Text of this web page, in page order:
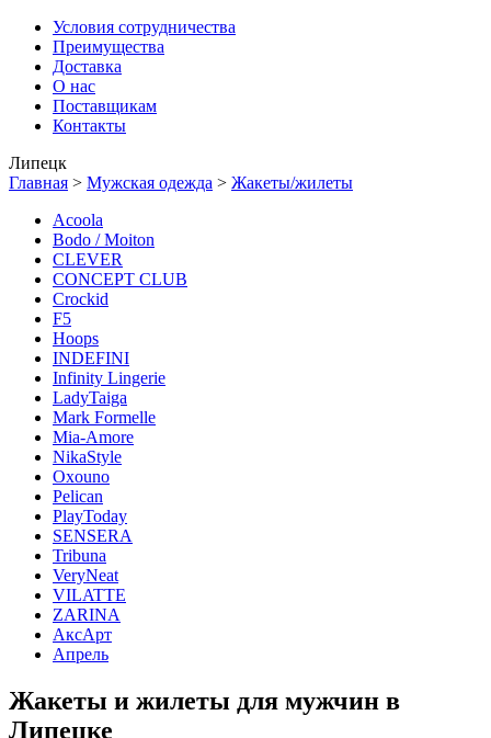
Условия сотрудничества
Преимущества
Доставка
О нас
Поставщикам
Контакты
Липецк
Главная > Мужская одежда > Жакеты/жилеты
Acoola
Bodo / Moiton
CLEVER
CONCEPT CLUB
Crockid
F5
Hoops
INDEFINI
Infinity Lingerie
LadyTaiga
Mark Formelle
Mia-Amore
NikaStyle
Oxouno
Pelican
PlayToday
SENSERA
Tribuna
VeryNeat
VILATTE
ZARINA
АксАрт
Апрель
Жакеты и жилеты для мужчин в
Липецке